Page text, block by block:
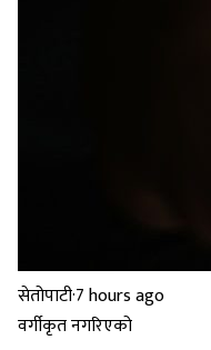
सेतोपाटी·7 hours ago
वर्गीकृत नगरिएको